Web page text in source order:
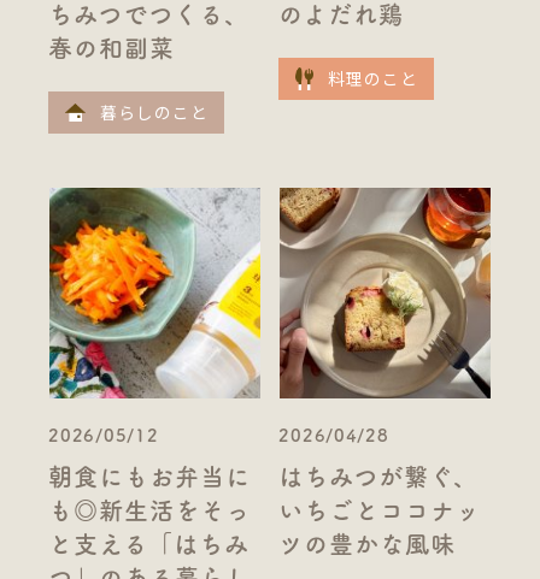
ちみつでつくる、
春の和副菜
暮らしのこと
のよだれ鶏
料理のこと
2026/05/12
朝食にもお弁当に
も◎新生活をそっ
と支える「はちみ
2026/04/28
はちみつが繋ぐ、
いちごとココナッ
ツの豊かな風味